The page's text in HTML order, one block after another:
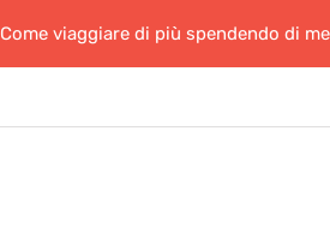
Come viaggiare di più spendendo di